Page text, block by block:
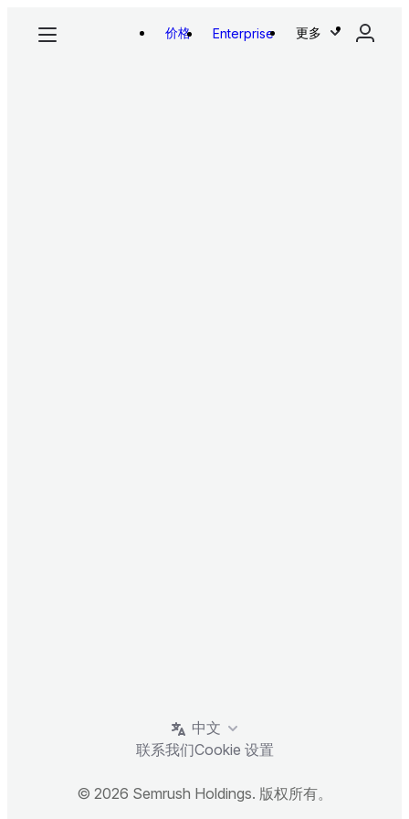
价格 Enterprise 更多
中文
联系我们Cookie 设置
© 2026 Semrush Holdings. 版权所有。